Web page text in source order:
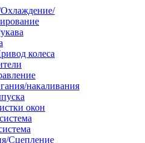
колеса
накаливания
окон
Сцепление